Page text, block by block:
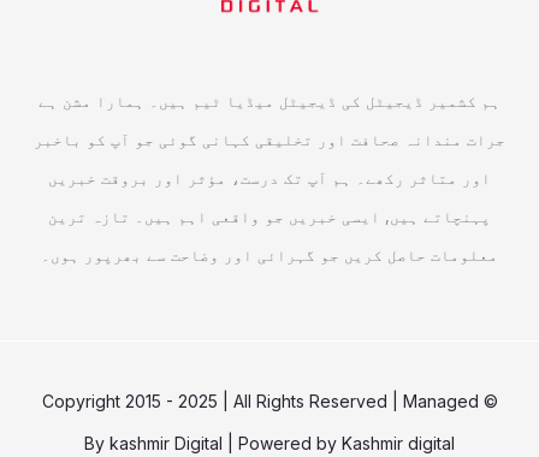
ہم کشمیر ڈیجیٹل کی ڈیجیٹل میڈیا ٹیم ہیں۔ ہمارا مشن ہے
جرات مندانہ صحافت اور تخلیقی کہانی گوئی جو آپ کو باخبر
اور متاثر رکھے۔ ہم آپ تک درست، مؤثر اور بروقت خبریں
پہنچاتے ہیں, ایسی خبریں جو واقعی اہم ہیں۔ تازہ ترین
معلومات حاصل کریں جو گہرائی اور وضاحت سے بھرپور ہوں۔
© Copyright 2015 - 2025 | All Rights Reserved | Managed
By kashmir Digital | Powered by Kashmir digital